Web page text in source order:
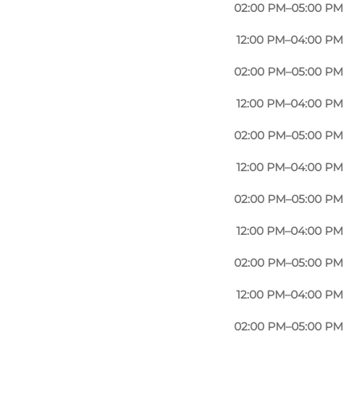
02:00 PM–05:00 PM
12:00 PM–04:00 PM
02:00 PM–05:00 PM
12:00 PM–04:00 PM
02:00 PM–05:00 PM
12:00 PM–04:00 PM
02:00 PM–05:00 PM
12:00 PM–04:00 PM
02:00 PM–05:00 PM
12:00 PM–04:00 PM
02:00 PM–05:00 PM